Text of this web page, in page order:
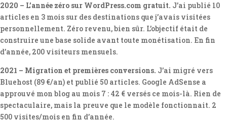
2020 – L’année zéro sur WordPress.com gratuit. J’ai publié 10
articles en 3 mois sur des destinations que j’avais visitées
personnellement. Zéro revenu, bien sûr. L’objectif était de
construire une base solide avant toute monétisation. En fin
d’année, 200 visiteurs mensuels.
2021 – Migration et premières conversions. J’ai migré vers
Bluehost (89 €/an) et publié 50 articles. Google AdSense a
approuvé mon blog au mois 7 : 42 € versés ce mois-là. Rien de
spectaculaire, mais la preuve que le modèle fonctionnait. 2
500 visites/mois en fin d’année.